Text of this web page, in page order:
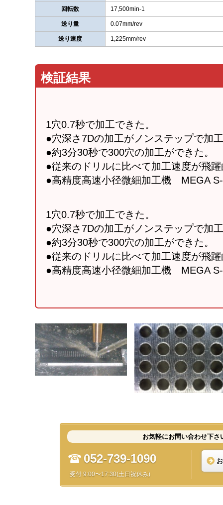
回転数 17,500min-1
送り量 0.07mm/rev
送り速度 1,225mm/rev
検証結果
1穴0.7秒で加工できた。
●穴深さ7Dの加工がノンステップで加
●約3分30秒で300穴の加工ができた。
●従来のドリルに比べて加工速度が飛
●高精度高速小径微細加工機 MEGA
1穴0.7秒で加工できた。
●穴深さ7Dの加工がノンステップで加
●約3分30秒で300穴の加工ができた。
●従来のドリルに比べて加工速度が飛
●高精度高速小径微細加工機 MEGA
お気軽にお問い合わせ下さ
052-739-1090
受付 9:00〜17:30(土日祝休み)